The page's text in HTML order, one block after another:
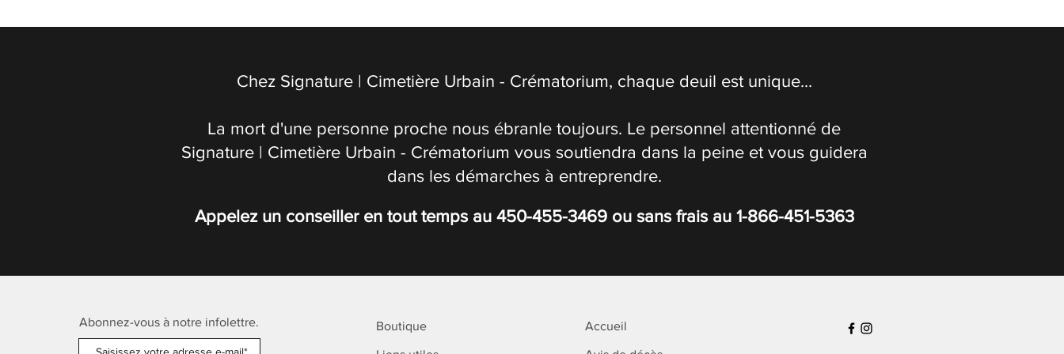
Chez Signature | Cimetière Urbain - Crématorium, chaque deuil est unique...
La mort d'une personne proche nous ébranle toujours. Le personnel attentionné de
Signature | Cimetière Urbain - Crématorium vous soutiendra dans la peine et vous guidera
dans les démarches à entreprendre.
Appelez un conseiller en tout temps au 450-455-3469ou sans frais au 1-866-451-5363
Abonnez-vous à notre infolettre. Boutique Accueil